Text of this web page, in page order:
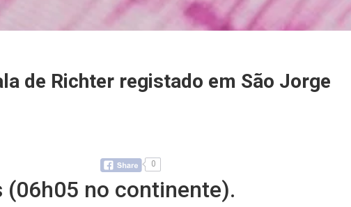
de Richter registado em São Jorge
0
no continente).